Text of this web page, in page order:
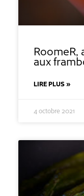
RoomeR,
aux
LIRE PLUS »
4 octobre 2021